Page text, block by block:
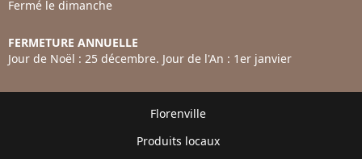
Fermé le dimanche
FERMETURE ANNUELLE
Jour de Noël : 25 décembre. Jour de l'An : 1er janvier
Florenville
Produits locaux